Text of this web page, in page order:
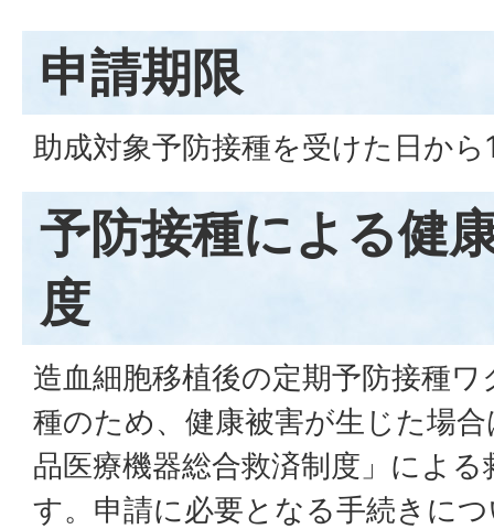
申請期限
助成対象予防接種を受けた日から
予防接種による健
度
造血細胞移植後の定期予防接種
種のため、健康被害が生じた場
品医療機器総合救済制度」によ
す。申請に必要となる手続きに